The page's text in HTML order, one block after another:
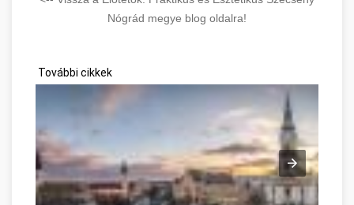
Nógrád megye blog oldalra!
További cikkek